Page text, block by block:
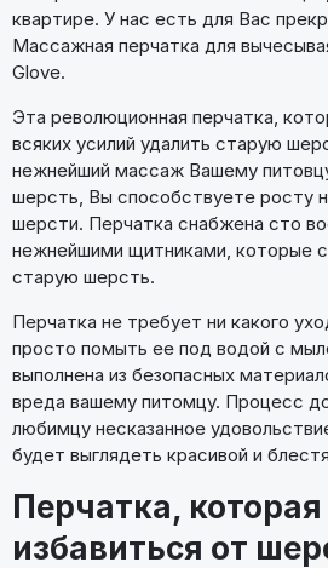
квартире. У нас есть для Вас
Массажная перчатка для
Glove.
Эта революционная перчатка,
всяких усилий удалить старую
нежнейший массаж Вашему
шерсть, Вы способствуете росту
шерсти. Перчатка снабжена сто
нежнейшими щитниками, которые
старую шерсть.
Перчатка не требует ни какого
просто помыть ее под водой с
выполнена из безопасных
вреда вашему питомцу. Процесс
любимцу несказанное
будет выглядеть красивой и
Перчатка,
избавиться от